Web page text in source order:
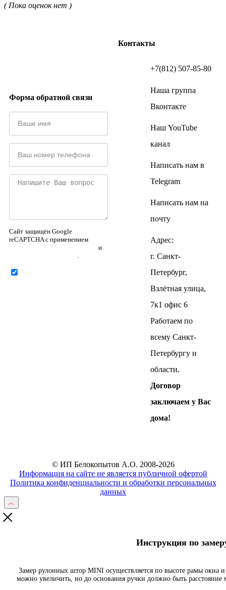
( Пока оценок нет )
Форма обратной связи
Сайт защищён Google
reCAPTCHA с применением
и
Контакты
+7(812) 507-85-80
Наша группа
Вконтакте
Наш YouTube
канал
Написать нам в
Telegram
Написать нам на
почту
Адрес:
г. Санкт-
Петербург,
Взлётная улица,
7к1 офис 6
Работаем по
всему Санкт-
Петербургу и
области.
Договор
заключаем у Вас
дома!
© ИП Белокопытов А.О. 2008-2026
Информация на сайте не является публичной офертой
Политика конфиденциальности и обработки персональных
данных
Инструкция по
Замер рулонных штор MINI осуществляется по высоте рамы
можно увеличить, но до основания ручки должно быть